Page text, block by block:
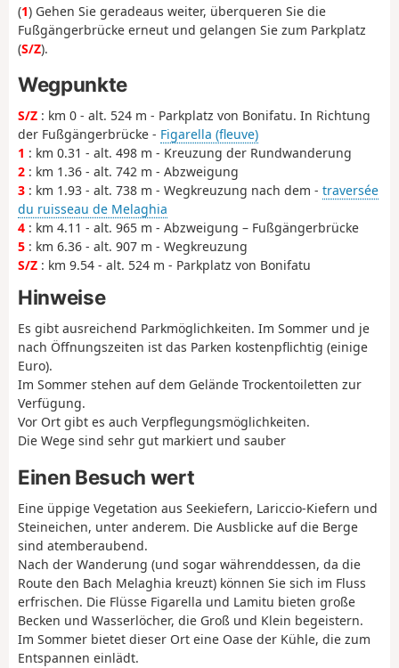
(1) Gehen Sie geradeaus weiter, überqueren Sie die
Fußgängerbrücke erneut und gelangen Sie zum Parkplatz
(S/Z).
Wegpunkte
S/Z : km 0 - alt. 524 m - Parkplatz von Bonifatu. In Richtung
der Fußgängerbrücke - Figarella (fleuve)
1 : km 0.31 - alt. 498 m - Kreuzung der Rundwanderung
2 : km 1.36 - alt. 742 m - Abzweigung
3 : km 1.93 - alt. 738 m - Wegkreuzung nach dem - traversée
du ruisseau de Melaghia
4 : km 4.11 - alt. 965 m - Abzweigung – Fußgängerbrücke
5 : km 6.36 - alt. 907 m - Wegkreuzung
S/Z : km 9.54 - alt. 524 m - Parkplatz von Bonifatu
Hinweise
Es gibt ausreichend Parkmöglichkeiten. Im Sommer und je
nach Öffnungszeiten ist das Parken kostenpflichtig (einige
Euro).
Im Sommer stehen auf dem Gelände Trockentoiletten zur
Verfügung.
Vor Ort gibt es auch Verpflegungsmöglichkeiten.
Die Wege sind sehr gut markiert und sauber
Einen Besuch wert
Eine üppige Vegetation aus Seekiefern, Lariccio-Kiefern und
Steineichen, unter anderem. Die Ausblicke auf die Berge
sind atemberaubend.
Nach der Wanderung (und sogar währenddessen, da die
Route den Bach Melaghia kreuzt) können Sie sich im Fluss
erfrischen. Die Flüsse Figarella und Lamitu bieten große
Becken und Wasserlöcher, die Groß und Klein begeistern.
Im Sommer bietet dieser Ort eine Oase der Kühle, die zum
Entspannen einlädt.